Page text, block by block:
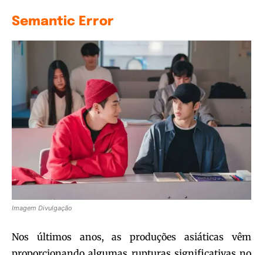
Semantic Error
Imagem Divulgação
Nos últimos anos, as produções asiáticas vêm